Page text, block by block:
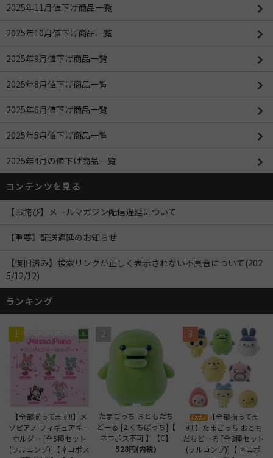
2025年11月値下げ商品一覧
2025年10月値下げ商品一覧
2025年9月値下げ商品一覧
2025年8月値下げ商品一覧
2025年6月値下げ商品一覧
2025年5月値下げ商品一覧
2025年4月の値下げ商品一覧
コンテンツを見る
【お詫び】メールマガジン配信遅延について
【重要】配送遅延のお知らせ
【復旧済み】検索リンクが正しく表示されない不具合について(202
5/12/12)
ランキング
1
【全部揃ってます!!】メ
ゾピアノ フィギュアキー
ホルダー [全5種セット
(フルコンプ)]【ネコポス
2
たまごっち おともだち
どーる [2.くちぱっち]【
ネコポス不可 】【C】
528円(内税)
3
【全部揃ってま
す!!】たまごっち おとも
だちどーる [全8種セット
(フルコンプ)]【 ネコポ